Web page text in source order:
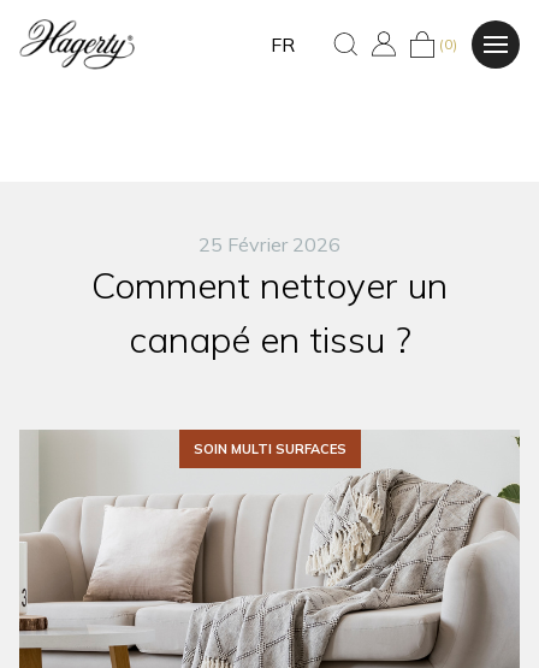
FR (0)
25 Février 2026
Comment nettoyer un
canapé en tissu ?
SOIN MULTI SURFACES